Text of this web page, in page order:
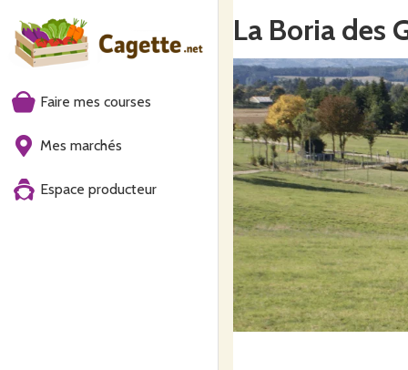
Faire mes courses
Mes marchés
Espace producteur
La Boria des